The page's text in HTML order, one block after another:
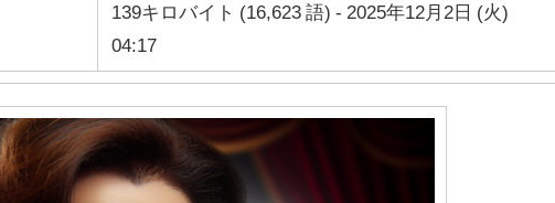
139キロバイト (16,623 語) - 2025年12月2日 (火)
04:17